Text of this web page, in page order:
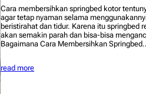
Cara membersihkan springbed kotor
agar tetap nyaman selama
beristirahat dan tidur. Karena itu springbed
akan semakin parah dan bisa-bisa
Bagaimana Cara Membersihkan
read more